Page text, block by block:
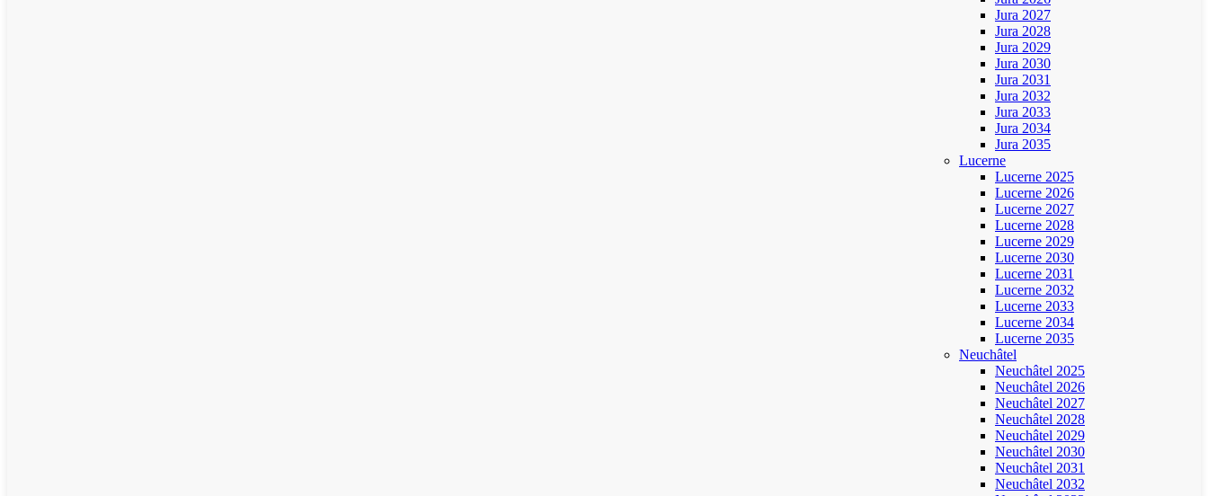
Jura 2027
Jura 2028
Jura 2029
Jura 2030
Jura 2031
Jura 2032
Jura 2033
Jura 2034
Jura 2035
Lucerne
Lucerne 2025
Lucerne 2026
Lucerne 2027
Lucerne 2028
Lucerne 2029
Lucerne 2030
Lucerne 2031
Lucerne 2032
Lucerne 2033
Lucerne 2034
Lucerne 2035
Neuchâtel
Neuchâtel 2025
Neuchâtel 2026
Neuchâtel 2027
Neuchâtel 2028
Neuchâtel 2029
Neuchâtel 2030
Neuchâtel 2031
Neuchâtel 2032